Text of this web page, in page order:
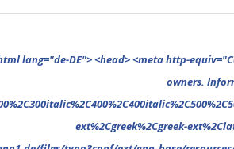
GNU/GPL. TYPO3 is copyright 1998-2022 of Kasper Skaarhoj. Extensions are copyright of their respective owners. Information and contribution at https://typo3.org/ --> <base href="."> <title>UFC Deutschland</title> <meta name="generator" content="TYPO3 CMS"/> <meta name="viewport" content="width=device-width,minimum-scale=1"/> <meta name="revisit-after" content="1 days"/> <meta name="allow-search" content="yes"/> <link rel="stylesheet" type="text/css" href="//fonts.googleapis.com/